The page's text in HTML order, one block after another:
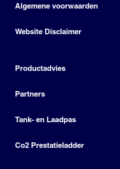
Algemene voorwaarden
Website Disclaimer
Productadvies
Partners
Tank- en Laadpas
Co2 Prestatieladder